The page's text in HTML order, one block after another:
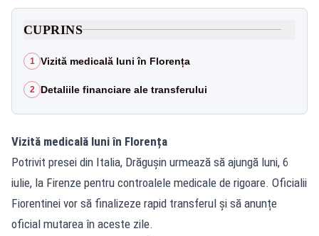
CUPRINS
1 Vizită medicală luni în Florența
2 Detaliile financiare ale transferului
Vizită medicală luni în Florența
Potrivit presei din Italia, Drăgușin urmează să ajungă luni, 6
iulie, la Firenze pentru controalele medicale de rigoare. Oficialii
Fiorentinei vor să finalizeze rapid transferul și să anunțe
oficial mutarea în aceste zile.